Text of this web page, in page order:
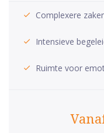
Complexere
Intensieve
Ruimte voor